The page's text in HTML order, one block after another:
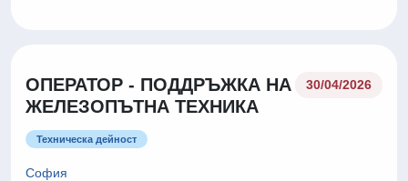
ОПЕРАТОР - ПОДДРЪЖКА НА
ЖЕЛЕЗОПЪТНА ТЕХНИКА
30/04/2026
Техническа дейност
София